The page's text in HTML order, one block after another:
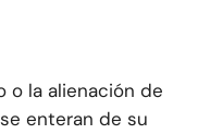
o la alienación de
enteran de su